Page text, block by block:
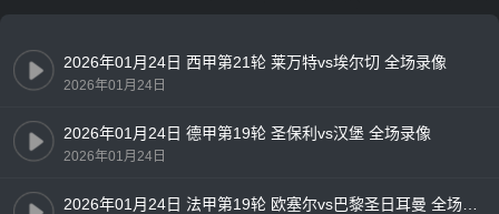
2026年01月24日 西甲第21轮 莱万特vs埃尔切 全场录像
2026年01月24日
2026年01月24日 德甲第19轮 圣保利vs汉堡 全场录像
2026年01月24日